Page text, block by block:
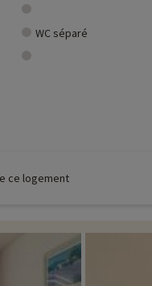
WC séparé
ce logement